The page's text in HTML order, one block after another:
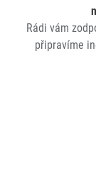
Rádi vám
připravíme